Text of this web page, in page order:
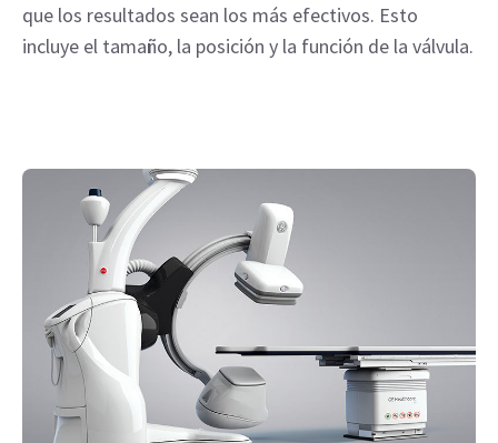
que los resultados sean los más efectivos. Esto
incluye el tamaño, la posición y la función de la válvula.